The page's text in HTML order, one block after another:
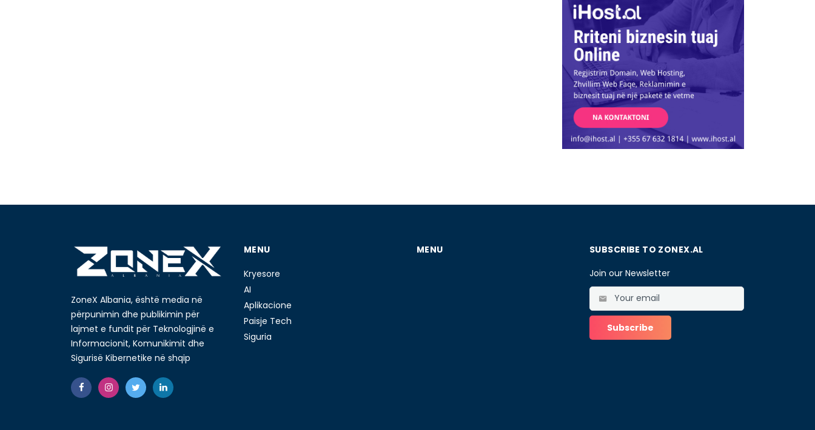
ZoneX Albania, është media në
përpunimin dhe publikimin për
lajmet e fundit për Teknologjinë e
Informacionit, Komunikimit dhe
Sigurisë Kibernetike në shqip
MENU
Kryesore
AI
Aplikacione
Paisje Tech
Siguria
MENU
SUBSCRIBE TO ZONEX.AL
Join our Newsletter